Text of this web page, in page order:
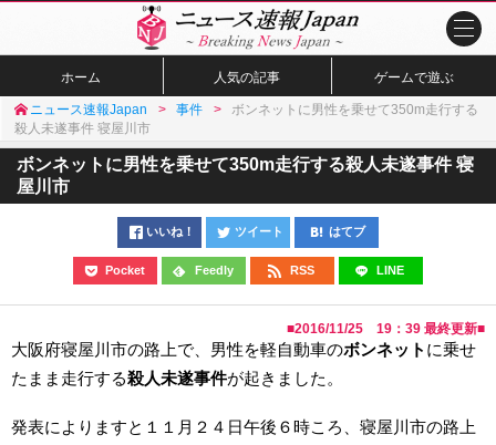
ホーム 人気の記事 ゲームで遊ぶ
ニュース速報Japan 事件
ボンネットに男性を乗せて350m走行する
殺人未遂事件 寝屋川市
ボンネットに男性を乗せて350m走行する殺人未遂事件 寝
屋川市
いいね！ ツイート はてブ
Pocket Feedly RSS LINE
■2016/11/25 19：39 最終更新■
大阪府寝屋川市の路上で、男性を軽自動車のボンネット に乗せ
たまま走行する殺人未遂事件が起きました。
発表によりますと１１月２４日午後６時ころ、寝屋川市の路上